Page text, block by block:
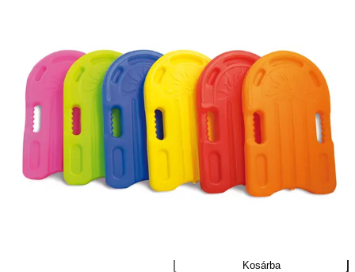
Lábbal hajtós
járművek
Téli játékok
leírás
hogy segítse a
gyerekeket az
úszáskor, a
tengerben vagy a
ban
nem mérgező,
és vízálló
műanyagból
Kosárba